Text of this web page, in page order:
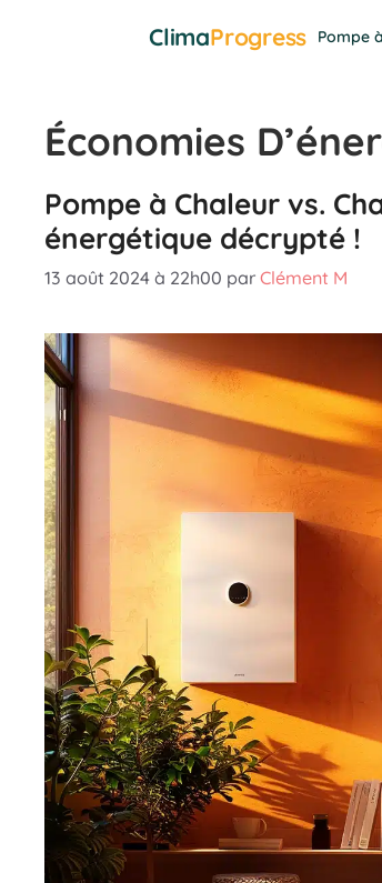
ClimaProgress Pompe
Économies
Pompe à Chaleur vs.
énergétique décrypté !
13 août 2024 à 22h00 par Clément M